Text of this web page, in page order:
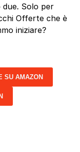
due. Solo per
Offerte che è
iniziare?
SU AMAZON